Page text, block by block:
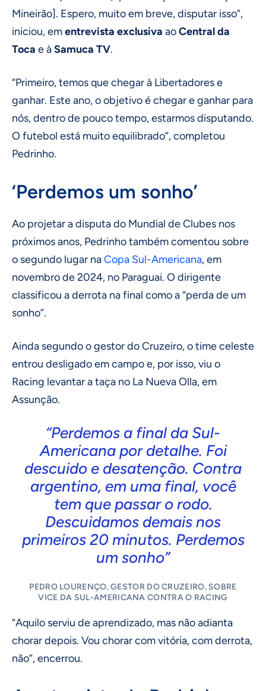
Mineirão]. Espero, muito em breve, disputar isso”,
iniciou, ementrevista exclusiva aoCentral da
Toca e àSamuca TV.
“Primeiro, temos que chegar à Libertadores e
ganhar. Este ano, o objetivo é chegar e ganhar para
nós, dentro de pouco tempo, estarmos disputando.
O futebol está muito equilibrado”, completou
Pedrinho.
‘Perdemos um sonho’
Ao projetar a disputa do Mundial de Clubes nos
próximos anos, Pedrinho também comentou sobre
o segundo lugar naCopa Sul-Americana, em
novembro de 2024, no Paraguai. O dirigente
classificou a derrota na final como a “perda de um
sonho”.
Ainda segundo o gestor do Cruzeiro, o time celeste
entrou desligado em campo e, por isso, viu o
Racing levantar a taça no La Nueva Olla, em
Assunção.
“Perdemos a final da Sul-
Americana por detalhe. Foi
descuido e desatenção. Contra
argentino, em uma final, você
tem que passar o rodo.
Descuidamos demais nos
primeiros 20 minutos. Perdemos
um sonho”
PEDRO LOURENÇO, GESTOR DO CRUZEIRO, SOBRE
VICE DA SUL-AMERICANA CONTRA O RACING
“Aquilo serviu de aprendizado, mas não adianta
chorar depois. Vou chorar com vitória, com derrota,
não”, encerrou.